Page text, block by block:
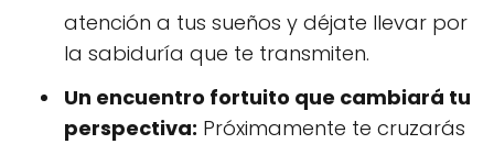
atención a tus sueños y déjate llevar por
la sabiduría que te transmiten.
Un encuentro fortuito que cambiará tu
perspectiva: Próximamente te cruzarás